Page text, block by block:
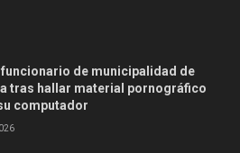
funcionario de municipalidad de
tras hallar material pornográfico
computador